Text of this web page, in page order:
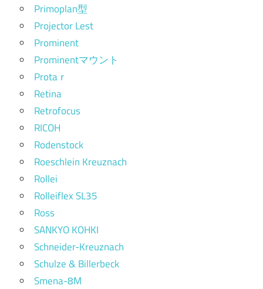
Primoplan型
Projector Lest
Prominent
Prominentマウント
Protaｒ
Retina
Retrofocus
RICOH
Rodenstock
Roeschlein Kreuznach
Rollei
Rolleiflex SL35
Ross
SANKYO KOHKI
Schneider-Kreuznach
Schulze & Billerbeck
Smena-8M